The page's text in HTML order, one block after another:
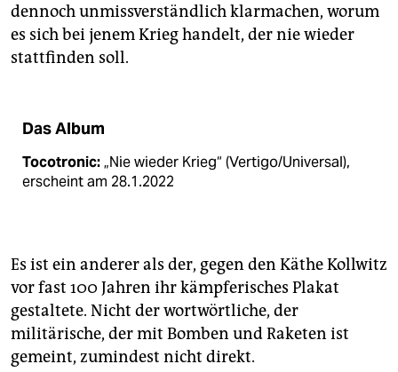
dennoch unmissverständlich klarmachen, worum
es sich bei jenem Krieg handelt, der nie wieder
stattfinden soll.
Das Album
Tocotronic:„Nie wieder Krieg“ (Vertigo/Universal),
erscheint am 28.1.2022
Es ist ein anderer als der, gegen den Käthe Kollwitz
vor fast 100 Jahren ihr kämpferisches Plakat
gestaltete. Nicht der wortwörtliche, der
militärische, der mit Bomben und Raketen ist
gemeint, zumindest nicht direkt.